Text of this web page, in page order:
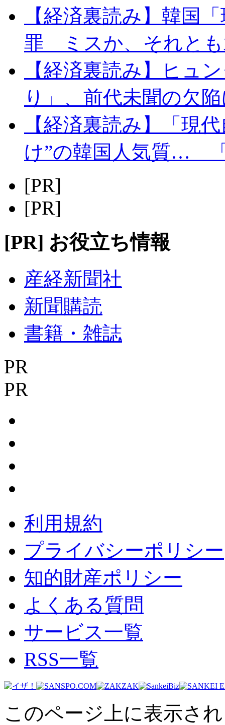
【経済裏読み】韓国
罪 ミスか、それと
【経済裏読み】ヒュ
り」、前代未聞の欠
【経済裏読み】「現
け”の韓国人気質…
[PR]
[PR]
[PR] お役立ち情報
産経新聞社
新聞購読
書籍・雑誌
PR
PR
利用規約
プライバシーポリシー
知的財産ポリシー
よくある質問
サービス一覧
RSS一覧
このページ上に表示さ